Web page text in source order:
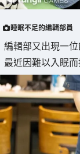
睡眠不足的編輯部員
編輯部又出現一
最近因難以入眠